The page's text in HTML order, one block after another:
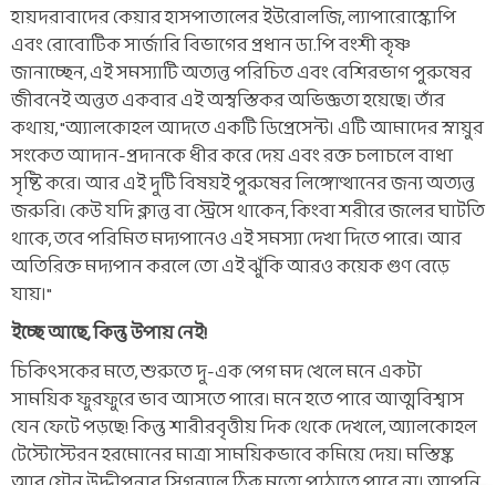
হায়দরাবাদের কেয়ার হাসপাতালের ইউরোলজি, ল্যাপারোস্কোপি
এবং রোবোটিক সার্জারি বিভাগের প্রধান ডা.পি বংশী কৃষ্ণ
জানাচ্ছেন, এই সমস্যাটি অত্যন্ত পরিচিত এবং বেশিরভাগ পুরুষের
জীবনেই অন্তত একবার এই অস্বস্তিকর অভিজ্ঞতা হয়েছে। তাঁর
কথায়, "অ্যালকোহল আদতে একটি ডিপ্রেসেন্ট। এটি আমাদের স্নায়ুর
সংকেত আদান-প্রদানকে ধীর করে দেয় এবং রক্ত চলাচলে বাধা
সৃষ্টি করে। আর এই দুটি বিষয়ই পুরুষের লিঙ্গোত্থানের জন্য অত্যন্ত
জরুরি। কেউ যদি ক্লান্ত বা স্ট্রেসে থাকেন, কিংবা শরীরে জলের ঘাটতি
থাকে, তবে পরিমিত মদ্যপানেও এই সমস্যা দেখা দিতে পারে। আর
অতিরিক্ত মদ্যপান করলে তো এই ঝুঁকি আরও কয়েক গুণ বেড়ে
যায়।"
ইচ্ছে আছে, কিন্তু উপায় নেই!
চিকিৎসকের মতে, শুরুতে দু-এক পেগ মদ খেলে মনে একটা
সাময়িক ফুরফুরে ভাব আসতে পারে। মনে হতে পারে আত্মবিশ্বাস
যেন ফেটে পড়ছে! কিন্তু শারীরবৃত্তীয় দিক থেকে দেখলে, অ্যালকোহল
টেস্টোস্টেরন হরমোনের মাত্রা সাময়িকভাবে কমিয়ে দেয়। মস্তিষ্ক